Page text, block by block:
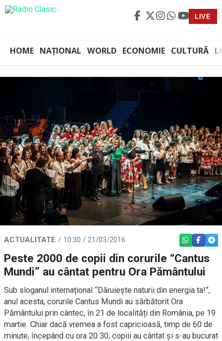
LIVE
HOME NAȚIONAL WORLD ECONOMIE CULTURĂ
ACTUALITATE 10:30 / 21/03/2016 WHATSAPP
Peste 2000 de copii din corurile “Cantus
Mundi” au cântat pentru Ora Pământului
Sub sloganul internațional “Dăruiește naturii din energia ta!”,
anul acesta, corurile Cantus Mundi au sărbătorit Ora
Pământului prin cântec, în 21 de localități din România, pe 19
martie. Chiar dacă vremea a fost capricioasă, timp de 60 de
minute, începând cu ora 20.30, copiii au cântat și s-au bucurat